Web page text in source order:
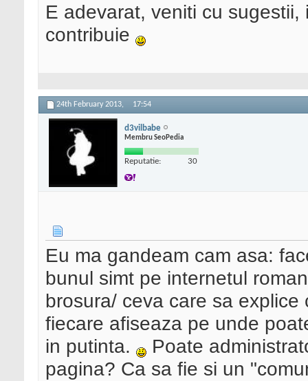
E adevarat, veniti cu
contribuie
24th February 2013, 17:54
d3vilbabe
Membru SeoPedia
Reputatie: 30
Eu ma gandeam cam asa:
bunul simt pe internetul
brosura/ ceva care sa
fiecare afiseaza pe unde
in putinta.
Poate
pagina? Ca sa fie si un